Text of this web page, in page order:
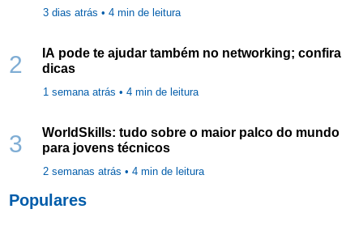
3 dias atrás •4 min de leitura
2
IA pode te ajudar também no networking; confira
dicas
1 semana atrás •4 min de leitura
3
WorldSkills: tudo sobre o maior palco do mundo
para jovens técnicos
2 semanas atrás •4 min de leitura
Populares